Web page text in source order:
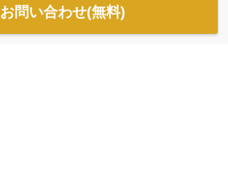
お問い合わせ(無料)